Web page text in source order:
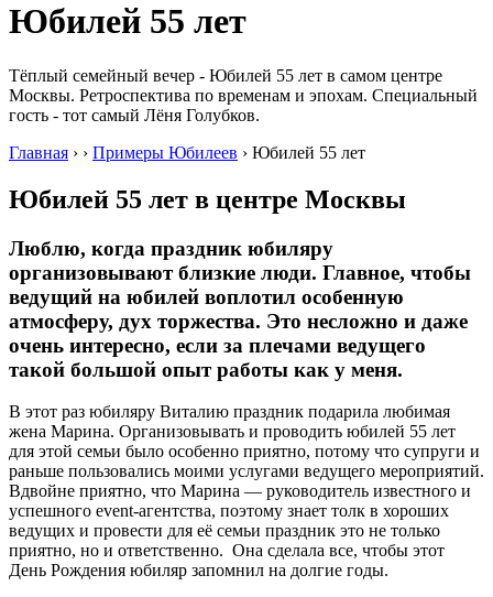
Юбилей 55 лет
Тёплый семейный вечер - Юбилей 55 лет в самом центре
Москвы. Ретроспектива по временам и эпохам. Специальный
гость - тот самый Лёня Голубков.
Главная › › Примеры Юбилеев › Юбилей 55 лет
Юбилей 55 лет в центре Москвы
Люблю, когда праздник юбиляру
организовывают близкие люди. Главное, чтобы
ведущий на юбилей воплотил особенную
атмосферу, дух торжества. Это несложно и даже
очень интересно, если за плечами ведущего
такой большой опыт работы как у меня.
В этот раз юбиляру Виталию праздник подарила любимая
жена Марина. Организовывать и проводить юбилей 55 лет
для этой семьи было особенно приятно, потому что супруги и
раньше пользовались моими услугами ведущего мероприятий.
Вдвойне приятно, что Марина — руководитель известного и
успешного event-агентства, поэтому знает толк в хороших
ведущих и провести для её семьи праздник это не только
приятно, но и ответственно. Она сделала все, чтобы этот
День Рождения юбиляр запомнил на долгие годы.